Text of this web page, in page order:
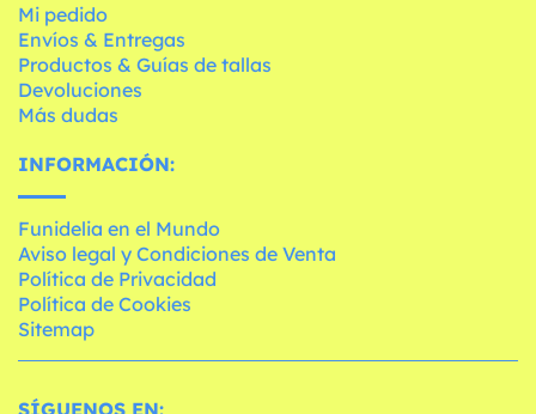
Mi pedido
Envíos & Entregas
Productos & Guías de tallas
Devoluciones
Más dudas
INFORMACIÓN:
Funidelia en el Mundo
Aviso legal y Condiciones de Venta
Política de Privacidad
Política de Cookies
Sitemap
SÍGUENOS EN: